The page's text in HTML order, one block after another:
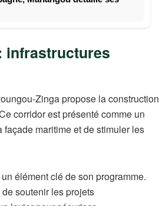
infrastructures
propose la construction
corridor est présenté comme un
maritime et de stimuler les
élément clé de son programme.
de soutenir les projets